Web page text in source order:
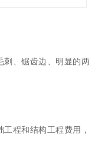
刺、锯齿边、明显的两
程和结构工程费用，